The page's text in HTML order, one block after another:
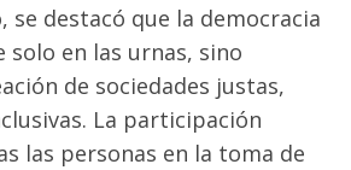
se destacó que la democracia
solo en las urnas, sino
de sociedades justas,
La participación
las personas en la toma de